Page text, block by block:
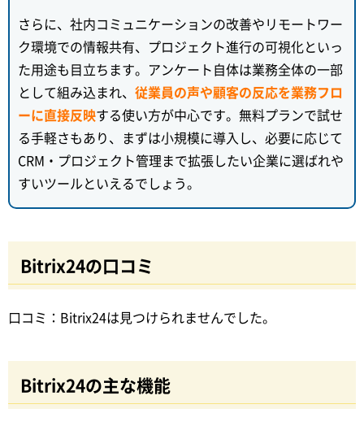
さらに、社内コミュニケーションの改善やリモートワー
ク環境での情報共有、プロジェクト進行の可視化といっ
た用途も目立ちます。アンケート自体は業務全体の一部
として組み込まれ、 従業員の声や顧客の反応を業務フロ
ーに直接反映する使い方が中心です。無料プランで試せ
る手軽さもあり、まずは小規模に導入し、必要に応じて
CRM・プロジェクト管理まで拡張したい企業に選ばれや
すいツールといえるでしょう。
Bitrix24の口コミ
口コミ：Bitrix24は見つけられませんでした。
Bitrix24の主な機能